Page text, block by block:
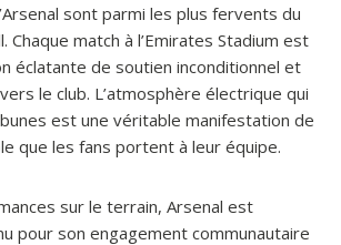
sont parmi les plus fervents du
Chaque match à l’Emirates Stadium est
éclatante de soutien inconditionnel et
le club. L’atmosphère électrique qui
est une véritable manifestation de
que les fans portent à leur équipe.
sur le terrain, Arsenal est
pour son engagement communautaire